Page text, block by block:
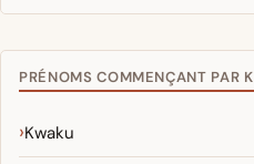
PRÉNOMS COMMENÇANT PAR K
Kwaku